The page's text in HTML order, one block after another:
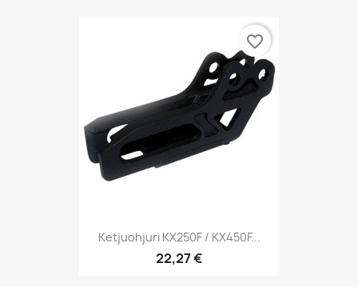
Ketjuohjuri KX250F / KX450F...
22,27 €
favorite_border